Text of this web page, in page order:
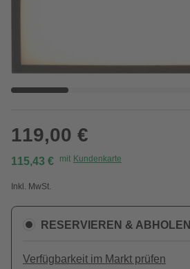
119,00 €
115,43 € mit Kundenkarte
Inkl. MwSt.
RESERVIEREN & ABHOLEN
Verfügbarkeit im Markt prüfen